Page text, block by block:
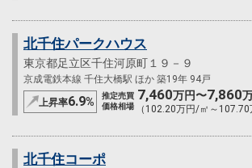
北千住パークハウス
東京都足立区千住河原町１９－９
京成電鉄本線 千住大橋駅 ほか 築19年 94戸
上昇率6.9%
推定売買
価格相場
7,460万円〜7,860
（102.20万円/㎡～107.70
北千住コーポ